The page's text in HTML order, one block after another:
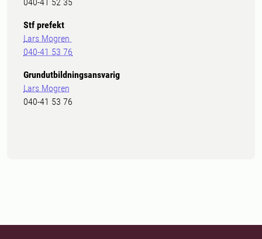
Stf prefekt
Lars Mogren
040-41 53 76
Grundutbildningsansvarig
Lars Mogren
040-41 53 76